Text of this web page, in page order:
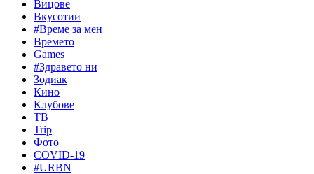
Вицове
Вкусотии
#Време за мен
Времето
Games
#Здравето ни
Зодиак
Кино
Клубове
ТВ
Trip
Фото
COVID-19
#URBN